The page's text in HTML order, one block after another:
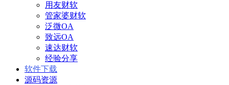
用友财软
管家婆财软
泛微OA
致远OA
速达财软
经验分享
软件下载
源码资源